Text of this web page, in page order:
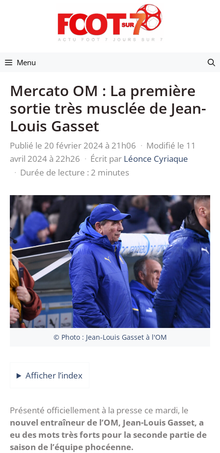
Menu
Mercato OM : La première
sortie très musclée de Jean-
Louis Gasset
Publié le 20 février 2024 à 21h06 · Modifié le 11
avril 2024 à 22h26 · Écrit par Léonce Cyriaque
· Durée de lecture : 2 minutes
© Photo : Jean-Louis Gasset à l'OM
Afficher l’index
Présenté officiellement à la presse ce mardi, le
nouvel entraîneur de l’OM, Jean-Louis Gasset, a
eu des mots très forts pour la seconde partie de
saison de l’équipe phocéenne.